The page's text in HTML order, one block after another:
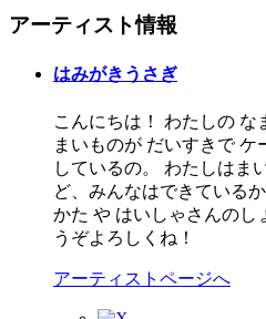
アーティスト情報
はみがきうさぎ
こんにちは！ わたしの な
まいものが だいすきで
しているの。 わたしはま
ど、みんなはできている
かた や はいしゃさんのし
うぞよろしくね！
アーティストページへ